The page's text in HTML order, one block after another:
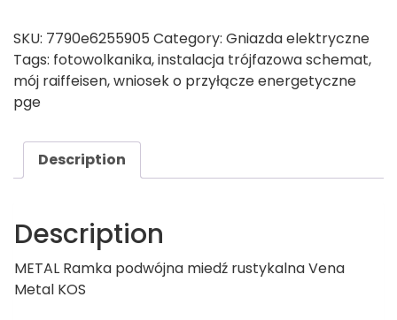
SKU: 7790e6255905 Category: Gniazda elektryczne
Tags: fotowolkanika,instalacja trójfazowa schemat,
mój raiffeisen,wniosek o przyłącze energetyczne
pge
Description
Description
METAL Ramka podwójna miedź rustykalna Vena
Metal KOS